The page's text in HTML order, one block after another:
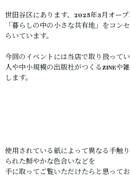
世田谷区にあります、2025年3月オープ
「暮らしの中の小さな共有地」をコン
らいています。
今回のイベントには当店で取り扱って
人や中小規模の出版社がつくるZINEや
します。
使用されている紙によって異なる手触
られた鮮やかな色合いなどを
手に取ってご覧いただけたらと思ってお